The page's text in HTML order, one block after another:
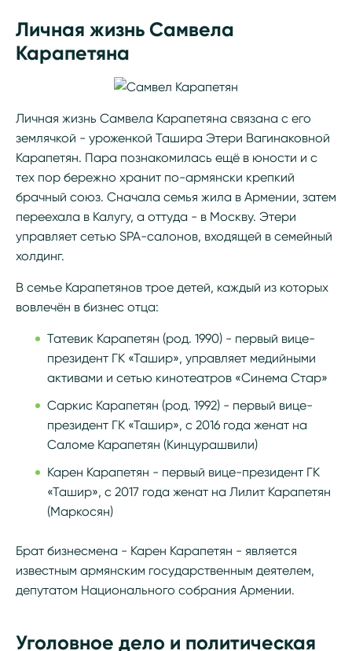
Личная жизнь Самвела
Карапетяна
Личная жизнь Самвела Карапетяна связана с его
землячкой - уроженкой Ташира Этери Вагинаковной
Карапетян. Пара познакомилась ещё в юности и с
тех пор бережно хранит по-армянски крепкий
брачный союз. Сначала семья жила в Армении, затем
переехала в Калугу, а оттуда - в Москву. Этери
управляет сетью SPA-салонов, входящей в семейный
холдинг.
В семье Карапетянов трое детей, каждый из которых
вовлечён в бизнес отца:
Татевик Карапетян (род. 1990) - первый вице-
президент ГК «Ташир», управляет медийными
активами и сетью кинотеатров «Синема Стар»
Саркис Карапетян (род. 1992) - первый вице-
президент ГК «Ташир», с 2016 года женат на
Саломе Карапетян (Кинцурашвили)
Карен Карапетян - первый вице-президент ГК
«Ташир», с 2017 года женат на Лилит Карапетян
(Маркосян)
Брат бизнесмена - Карен Карапетян - является
известным армянским государственным деятелем,
депутатом Национального собрания Армении.
Уголовное дело и политическая